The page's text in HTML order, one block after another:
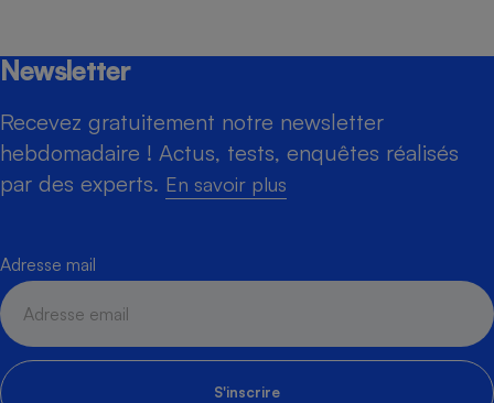
Newsletter
Recevez gratuitement notre newsletter
hebdomadaire ! Actus, tests, enquêtes réalisés
par des experts. En savoir plus
Adresse mail
S'inscrire